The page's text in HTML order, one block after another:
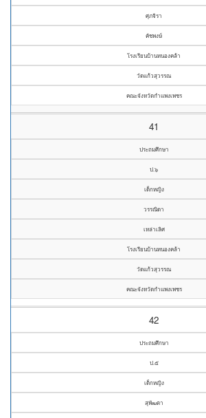
ศุภจิรา
คัชพงษ์
โรงเรียนบ้านหนองคล้า
วัดแก้วสุวรรณ
คณะจังหวัดกำแพงเพชร
41
ประถมศึกษา
ป.๖
เด็กหญิง
วรรณิดา
เหล่าเลิศ
โรงเรียนบ้านหนองคล้า
วัดแก้วสุวรรณ
คณะจังหวัดกำแพงเพชร
42
ประถมศึกษา
ป.๕
เด็กหญิง
สุพัฒตา